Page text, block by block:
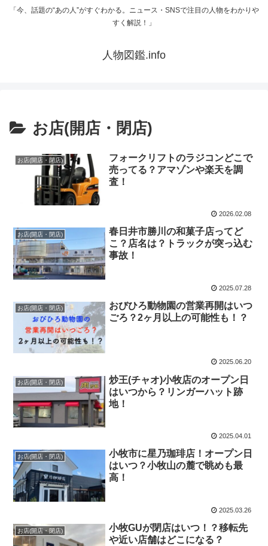
「今、話題の“あの人”がすぐわかる。ニュース・SNSで注目の人物をわかりや
すく解説！」
人物図鑑.info
お店(開店・閉店)
お店(開店・閉店)
フォークリフトのラジコンどこで
売ってる？アマゾンや楽天を調
査！
2026.02.08
お店(開店・閉店)
春日井市勝川の和菓子店ってど
こ？店名は？トラックが突っ込む
事故！
2025.07.28
お店(開店・閉店)
おびひろ動物園の営業再開はいつ
ごろ？2ヶ月以上の可能性も！？
2025.06.20
お店(開店・閉店)
炒王(チャオ)小牧店のオープン日
はいつから？リンガーハット跡
地！
2025.04.01
お店(開店・閉店)
小牧市に星乃珈琲店！オープン日
はいつ？小牧山の麓で眺めも最
高！
2025.03.26
お店(開店・閉店)
小牧GUが閉店はいつ！？移転先
や近い店舗はどこになる？